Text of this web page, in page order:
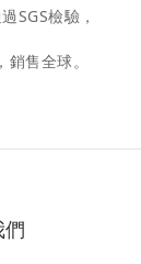
SGS檢驗，
售全球。
們